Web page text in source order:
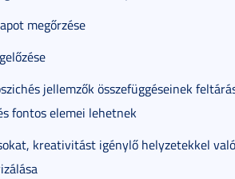
megőrzése
jellemzők összefüggéseinek
fontos elemei lehetnek
kreativitást igénylő helyzetekkel